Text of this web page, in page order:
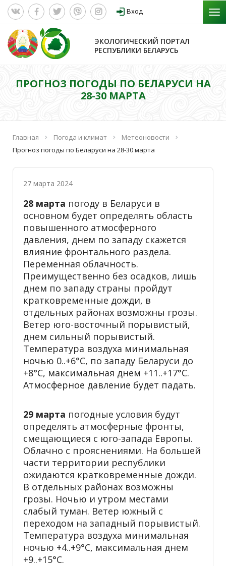
Вход
ЭКОЛОГИЧЕСКИЙ ПОРТАЛ
РЕСПУБЛИКИ БЕЛАРУСЬ
ПРОГНОЗ ПОГОДЫ ПО БЕЛАРУСИ НА
28-30 МАРТА
Главная Погода и климат
Метеоновости
Прогноз погоды по Беларуси на 28-30 марта
27 марта 2024
28 марта погоду в Беларуси в
основном будет определять область
повышенного атмосферного
давления, днем по западу скажется
влияние фронтального раздела.
Переменная облачность.
Преимущественно без осадков, лишь
днем по западу страны пройдут
кратковременные дожди, в
отдельных районах возможны грозы.
Ветер юго-восточный порывистый,
днем сильный порывистый.
Температура воздуха минимальная
ночью 0..+6°С, по западу Беларуси до
+8°С, максимальная днем +11..+17°С.
Атмосферное давление будет падать.
29 марта погодные условия будут
определять атмосферные фронты,
смещающиеся с юго-запада Европы.
Облачно с прояснениями. На большей
части территории республики
ожидаются кратковременные дожди.
В отдельных районах возможны
грозы. Ночью и утром местами
слабый туман. Ветер южный с
переходом на западный порывистый.
Температура воздуха минимальная
ночью +4..+9°С, максимальная днем
+9..+15°С.